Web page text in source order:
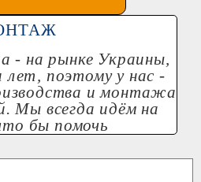
- на рынке Украины,
лет, поэтому у нас -
и монтажа
Мы всегда идём на
бы помочь